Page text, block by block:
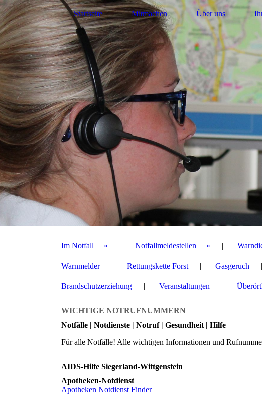
Startseite Mitmachen Über uns
Im Notfall Notfallmeldestellen
Warnmelder Rettungskette Forst Gasgeruch
Brandschutzerziehung Veranstaltungen
WICHTIGE NOTRUFNUMMERN
Notfälle | Notdienste | Notruf | Gesundheit | Hilfe
Für alle Notfälle! Alle wichtigen Informationen und
AIDS-Hilfe Siegerland-Wittgenstein
Apotheken-Notdienst
Apotheken Notdienst Finder